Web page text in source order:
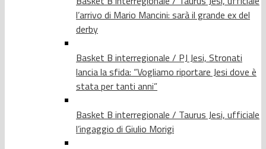
l’arrivo di Mario Mancini: sarà il grande ex del
derby
Basket B interregionale / PJ Jesi, Stronati
lancia la sfida: “Vogliamo riportare Jesi dove è
stata per tanti anni”
Basket B interregionale / Taurus Jesi, ufficiale
l’ingaggio di Giulio Morigi